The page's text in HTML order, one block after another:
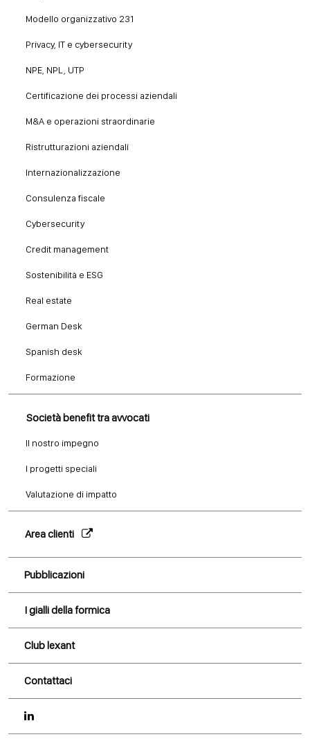
Modello organizzativo 231
Privacy, IT e cybersecurity
NPE, NPL, UTP
Certificazione dei processi aziendali
M&A e operazioni straordinarie
Ristrutturazioni aziendali
Internazionalizzazione
Consulenza fiscale
Cybersecurity
Credit management
Sostenibilità e ESG
Real estate
German Desk
Spanish desk
Formazione
Società benefit tra avvocati
Il nostro impegno
I progetti speciali
Valutazione di impatto
Area clienti
Pubblicazioni
I gialli della formica
Club lexant
Contattaci